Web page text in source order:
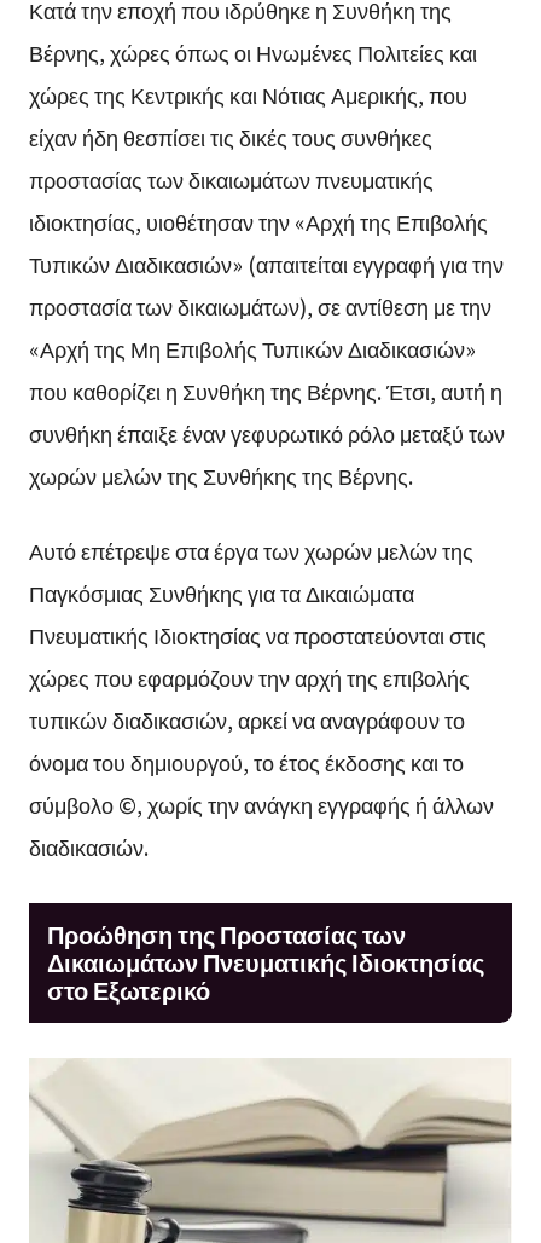
Κατά την εποχή που ιδρύθηκε η Συνθήκη της
Βέρνης, χώρες όπως οι Ηνωμένες Πολιτείες και
χώρες της Κεντρικής και Νότιας Αμερικής, που
είχαν ήδη θεσπίσει τις δικές τους συνθήκες
προστασίας των δικαιωμάτων πνευματικής
ιδιοκτησίας, υιοθέτησαν την «Αρχή της Επιβολής
Τυπικών Διαδικασιών» (απαιτείται εγγραφή για την
προστασία των δικαιωμάτων), σε αντίθεση με την
«Αρχή της Μη Επιβολής Τυπικών Διαδικασιών»
που καθορίζει η Συνθήκη της Βέρνης. Έτσι, αυτή η
συνθήκη έπαιξε έναν γεφυρωτικό ρόλο μεταξύ των
χωρών μελών της Συνθήκης της Βέρνης.
Αυτό επέτρεψε στα έργα των χωρών μελών της
Παγκόσμιας Συνθήκης για τα Δικαιώματα
Πνευματικής Ιδιοκτησίας να προστατεύονται στις
χώρες που εφαρμόζουν την αρχή της επιβολής
τυπικών διαδικασιών, αρκεί να αναγράφουν το
όνομα του δημιουργού, το έτος έκδοσης και το
σύμβολο ©, χωρίς την ανάγκη εγγραφής ή άλλων
διαδικασιών.
Προώθηση της Προστασίας των
Δικαιωμάτων Πνευματικής Ιδιοκτησίας
στο Εξωτερικό